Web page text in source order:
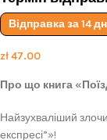
Відправка за 14
zł47.00
Про що книга
Найзухваліший
експресі”»!